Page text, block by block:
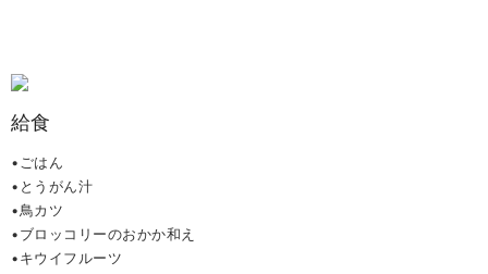
給食
•ごはん
•とうがん汁
•鳥カツ
•ブロッコリーのおかか和え
•キウイフルーツ